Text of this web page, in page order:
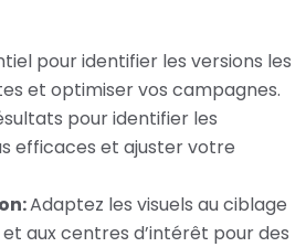
pour identifier les versions les
et optimiser vos campagnes.
pour identifier les
efficaces et ajuster votre
Adaptez les visuels au ciblage
aux centres d’intérêt pour des